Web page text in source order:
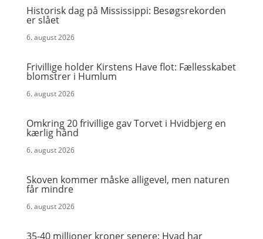
Historisk dag på Mississippi: Besøgsrekorden
er slået
6. august 2026
Frivillige holder Kirstens Have flot: Fællesskabet
blomstrer i Humlum
6. august 2026
Omkring 20 frivillige gav Torvet i Hvidbjerg en
kærlig hånd
6. august 2026
Skoven kommer måske alligevel, men naturen
får mindre
6. august 2026
35-40 millioner kroner senere: Hvad har